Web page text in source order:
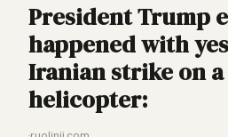
President Trump
happened with
Iranian strike on a
helicopter: